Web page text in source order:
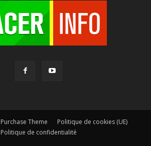
Purchase Theme
Politique de cookies (UE)
Politique de confidentialité